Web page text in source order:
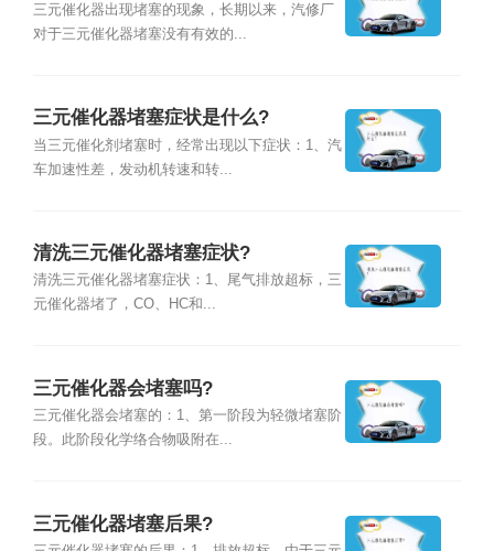
三元催化器出现堵塞的现象，长期以来，汽修厂
对于三元催化器堵塞没有有效的...
三元催化器堵塞症状是什么?
当三元催化剂堵塞时，经常出现以下症状：1、汽
车加速性差，发动机转速和转...
清洗三元催化器堵塞症状?
清洗三元催化器堵塞症状：1、尾气排放超标，三
元催化器堵了，CO、HC和...
三元催化器会堵塞吗?
三元催化器会堵塞的：1、第一阶段为轻微堵塞阶
段。此阶段化学络合物吸附在...
三元催化器堵塞后果?